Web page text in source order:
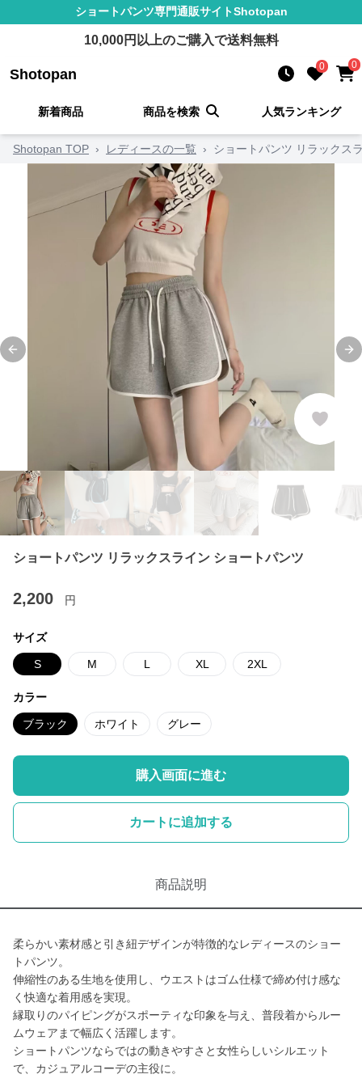
ショートパンツ専門通販サイトShotopan
10,000円以上のご購入で送料無料
Shotopan 0 0
新着商品 商品を検索 人気ランキング
Shotopan TOP › レディースの一覧 › ショートパンツ リラックス
Previous slide
ショートパンツ リラックスライン ショートパンツ
2,200 円
サイズ
S M L XL 2XL
カラー
ブラック ホワイト グレー
購入画面に進む
カートに追加する
商品説明
柔らかい素材感と引き紐デザインが特徴的なレディースのショー
トパンツ。
伸縮性のある生地を使用し、ウエストはゴム仕様で締め付け感な
く快適な着用感を実現。
縁取りのパイピングがスポーティな印象を与え、普段着からルー
ムウェアまで幅広く活躍します。
ショートパンツならではの動きやすさと女性らしいシルエット
で、カジュアルコーデの主役に。